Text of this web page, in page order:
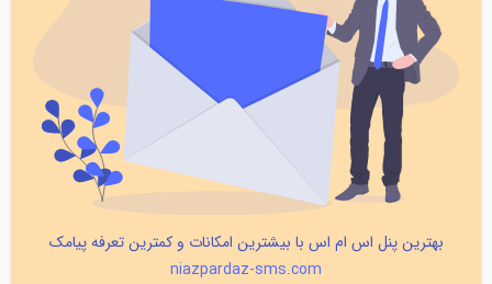
بهترین پنل اس ام اس با بیشترین امکانات و کمترین تعرفه پیامک
niazpardaz-sms.com